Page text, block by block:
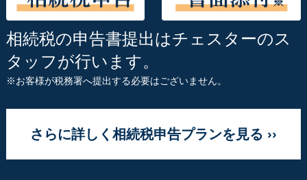
相続税の申告書提出はチェスターのス
タッフが行います。
※お客様が税務署へ提出する必要はございません。
さらに詳しく相続税申告プランを見る ››